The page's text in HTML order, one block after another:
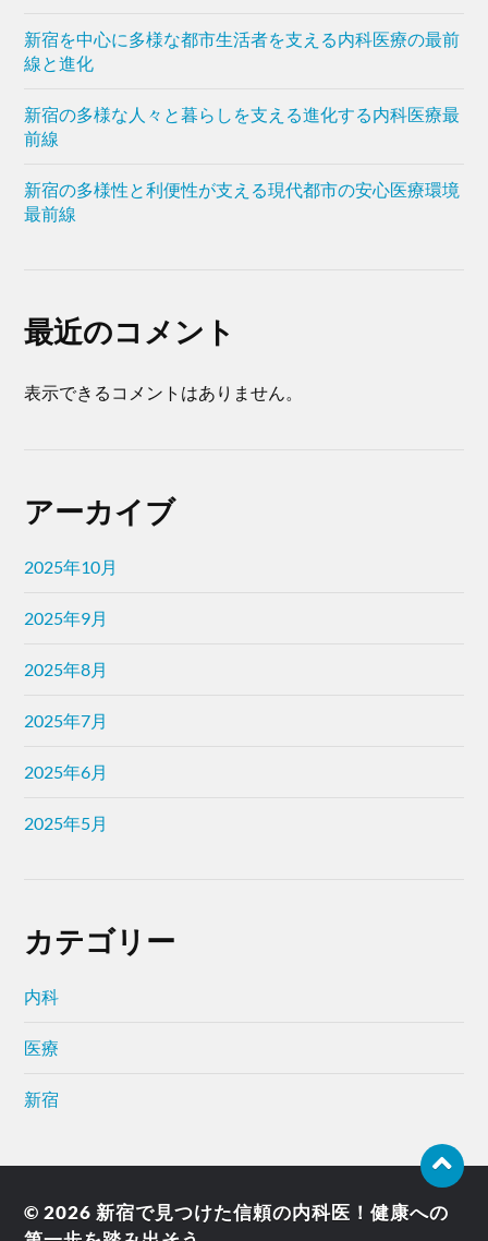
新宿を中心に多様な都市生活者を支える内科医療の最前
線と進化
新宿の多様な人々と暮らしを支える進化する内科医療最
前線
新宿の多様性と利便性が支える現代都市の安心医療環境
最前線
最近のコメント
表示できるコメントはありません。
アーカイブ
2025年10月
2025年9月
2025年8月
2025年7月
2025年6月
2025年5月
カテゴリー
内科
医療
新宿
© 2026新宿で見つけた信頼の内科医！健康への